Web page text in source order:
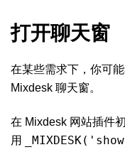
打开聊天窗
在某些需求下，你可
Mixdesk 聊天窗。
在 Mixdesk 网站插件
用